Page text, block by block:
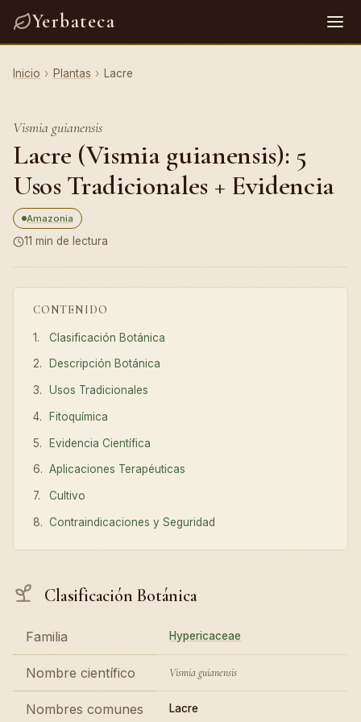
Yerbateca
Inicio › Plantas › Lacre
Vismia guianensis
Lacre (Vismia guianensis): 5
Usos Tradicionales + Evidencia
Amazonia
11 min de lectura
CONTENIDO
Clasificación Botánica
Descripción Botánica
Usos Tradicionales
Fitoquímica
Evidencia Científica
Aplicaciones Terapéuticas
Cultivo
Contraindicaciones y Seguridad
Clasificación Botánica
Familia Hypericaceae
Nombre científico Vismia guianensis
Nombres comunes Lacre